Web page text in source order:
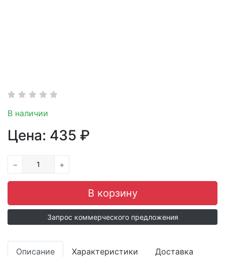
В наличии
Цена: 435 ₽
− +
Запрос коммерческого предложения
Описание Характеристики Доставка